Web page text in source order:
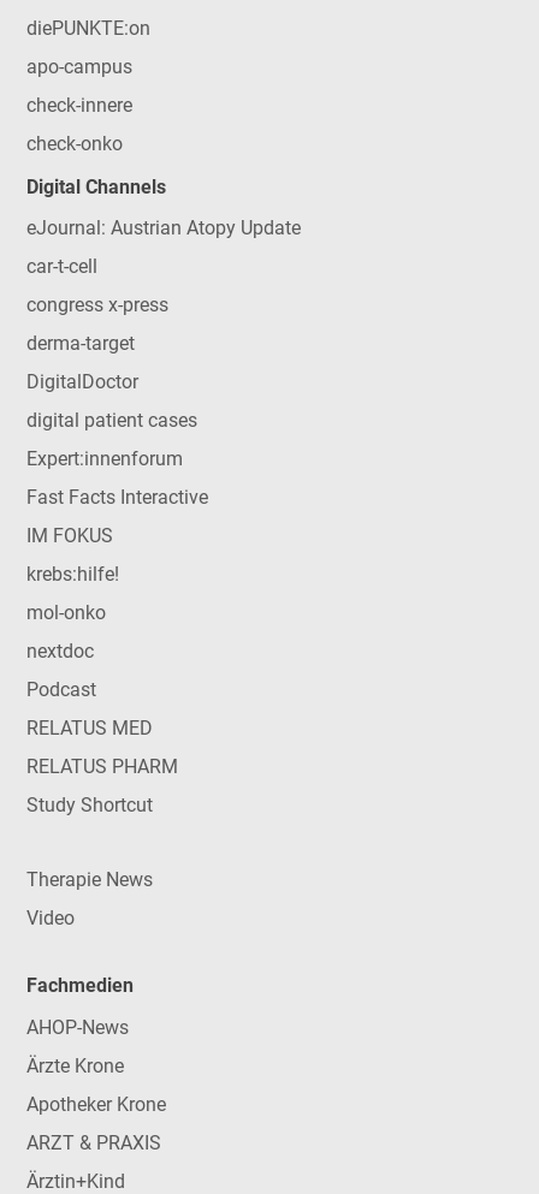
diePUNKTE:on
apo-campus
check-innere
check-onko
Digital Channels
eJournal: Austrian Atopy Update
car-t-cell
congress x-press
derma-target
DigitalDoctor
digital patient cases
Expert:innenforum
Fast Facts Interactive
IM FOKUS
krebs:hilfe!
mol-onko
nextdoc
Podcast
RELATUS MED
RELATUS PHARM
Study Shortcut
Therapie News
Video
Fachmedien
AHOP-News
Ärzte Krone
Apotheker Krone
ARZT & PRAXIS
Ärztin+Kind